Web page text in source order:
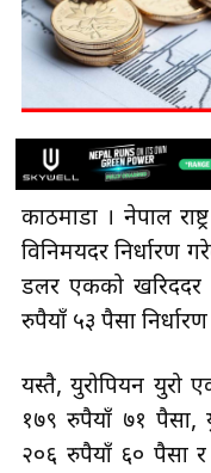
काठमाडौँ । नेपाल
विनिमयदर निर्धारण
डलर एकको खरिददर
रुपैयाँ ५३ पैसा
यस्तै, युरोपियन युरो
१७९ रुपैयाँ ७१ पैसा,
२०६ रुपैयाँ ६० पैसा र